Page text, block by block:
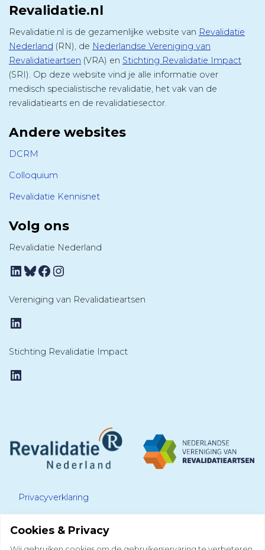
Cookies & Privacy
Revalidatie.nl
Revalidatie.nl is de gezamenlijke website van Revalidatie
Nederland (RN), de Nederlandse Vereniging van
Revalidatieartsen (VRA) en Stichting Revalidatie Impact
(SRI). Op deze website vind je alle informatie over
medisch specialistische revalidatie, het vak van de
revalidatiearts en de revalidatiesector.
Andere websites
DCRM
Colloquium
Revalidatie Kennisnet
Volg ons
Revalidatie Nederland
LinkedIn
Bluesky
Facebook
Instagram
Vereniging van Revalidatieartsen
LinkedIn
Stichting Revalidatie Impact
LinkedIn
Privacyverklaring
Disclaimer